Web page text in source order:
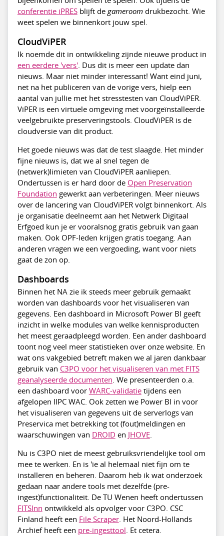
conferentie iPRESblijft de gameroom drukbezocht. Wie
weet spelen we binnenkort jouw spel.
CloudViPER
Ik noemde dit in ontwikkeling zijnde nieuwe product in
een eerdere 'vers'. Dus dit is meer een update dan
nieuws. Maar niet minder interessant! Want eind juni,
net na het publiceren van de vorige vers, hielp een
aantal van jullie met het stresstesten van CloudViPER.
ViPER is een virtuele omgeving met voorgeïnstalleerde
veelgebruikte preserveringstools. CloudViPER is de
cloudversie van dit product.
Het goede nieuws was dat de test slaagde. Het minder
fijne nieuws is, dat we al snel tegen de
(netwerk)limieten van CloudViPER aanliepen.
Ondertussen is er hard door de Open Preservation
Foundation gewerkt aan verbeteringen. Meer nieuws
over de lancering van CloudViPER volgt binnenkort. Als
je organisatie deelneemt aan het Netwerk Digitaal
Erfgoed kun je er vooralsnog gratis gebruik van gaan
maken. Ook OPF-leden krijgen gratis toegang. Aan
anderen vragen we een vergoeding, want voor niets
gaat de zon op.
Dashboards
Binnen het NA zie ik steeds meer gebruik gemaakt
worden van dashboards voor het visualiseren van
gegevens. Een dashboard in Microsoft Power BI geeft
inzicht in welke modules van welke kennisproducten
het meest geraadpleegd worden. Een ander dashboard
toont nog veel meer statistieken over onze website. En
wat ons vakgebied betreft maken we al jaren dankbaar
gebruik van C3PO voor het visualiseren van met FITS
geanalyseerde documenten. We presenteerden o.a.
een dashboard voor WARC-validatietijdens een
afgelopen IIPC WAC. Ook zetten we Power BI in voor
het visualiseren van gegevens uit de serverlogs van
Preservica met betrekking tot (fout)meldingen en
waarschuwingen van DROID en JHOVE.
Nu is C3PO niet de meest gebruiksvriendelijke tool om
mee te werken. En is 'ie al helemaal niet fijn om te
installeren en beheren. Daarom heb ik wat onderzoek
gedaan naar andere tools met dezelfde (pre-
ingest)functionaliteit. De TU Wenen heeft ondertussen
FITSInn ontwikkeld als opvolger voor C3PO. CSC
Finland heeft een File Scraper. Het Noord-Hollands
Archief heeft een pre-ingesttool. Et cetera.